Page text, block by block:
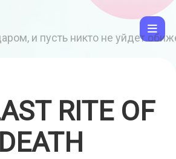
и пусть никто не уйдет
RITE OF
DEATH